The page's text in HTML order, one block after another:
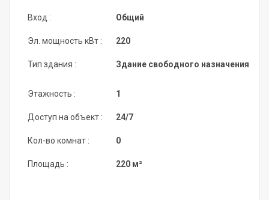
Вход :
Эл. мощность кВт :
Тип здания :
Общий
220
Здание свободного назначения
Этажность :
Доступ на объект :
Кол-во комнат :
Площадь :
1
24/7
0
220 м²